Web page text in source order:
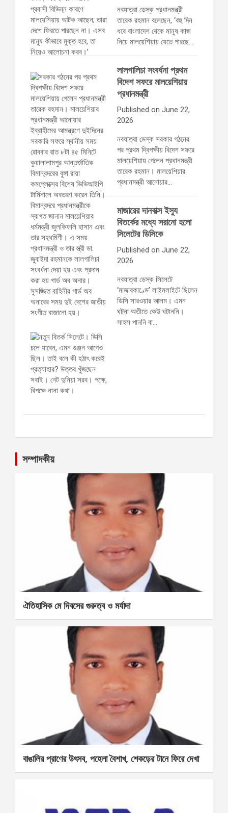
নবযাত্রা ডেস্ক প্রধানমন্ত্রী
তারেক রহমান বলেছেন, ‘বহু দিন
ধরে বাংলাদেশ থেকে মানুষ কাজ
নিয়ে মালয়েশিয়ায় যেতে পারছে…
লালগালিচা সংবর্ধনা প্রথম
বিদেশ সফরে মালয়েশিয়ায়
প্রধানমন্ত্রী
Published on June 22,
2026
নবযাত্রা ডেস্ক সরকার গঠনের
পর প্রথম দ্বিপক্ষীয় বিদেশ সফরে
মালয়েশিয়ায় গেলেন প্রধানমন্ত্রী
তারেক রহমান। মালয়েশিয়ার
প্রধানমন্ত্রী আনোয়ার…
মাজারের দানবাক্স ইস্যু
বিতর্কের মধ্যে সরানো হলো
সিলেটের ডিসিকে
Published on June 22,
2026
নবযাত্রা ডেস্ক সিলেটে
‘মাজারকাণ্ডে’ লাইমলাইটে ছিলেন
ডিসি সারওয়ার আলম। এমন
ঘটনা অতীতে কেউ ঘটাননি।
সাহস পাননি বা…
সম্পাদকীয়
ঐতিহাসিক মে দিবসের গুরুত্ব ও মর্যাদা
বাঙালির প্রাণের উৎসব, পহেলা বৈশাখ, শেকড়ের টানে ফিরে দেখা